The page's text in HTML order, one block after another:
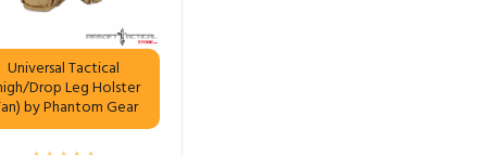
Universal Tactical
Drop Leg Holster
by Phantom Gear